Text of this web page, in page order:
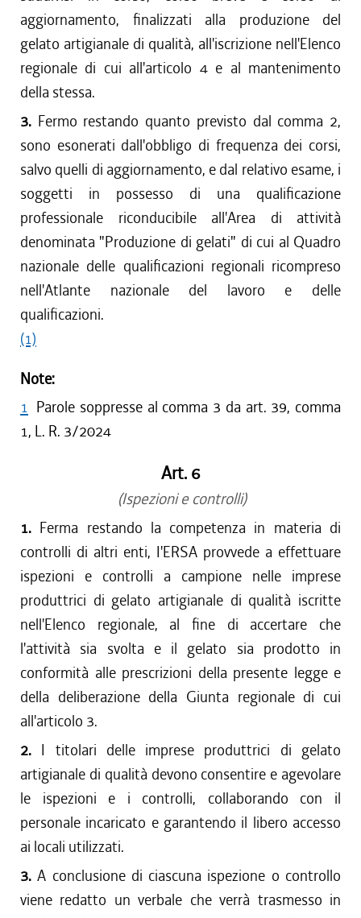
aggiornamento, finalizzati alla produzione del
gelato artigianale di qualità, all'iscrizione nell'Elenco
regionale di cui all'articolo 4 e al mantenimento
della stessa.
3. Fermo restando quanto previsto dal comma 2,
sono esonerati dall'obbligo di frequenza dei corsi,
salvo quelli di aggiornamento, e dal relativo esame, i
soggetti in possesso di una qualificazione
professionale riconducibile all'Area di attività
denominata "Produzione di gelati" di cui al Quadro
nazionale delle qualificazioni regionali ricompreso
nell'Atlante nazionale del lavoro e delle
qualificazioni.
(1)
Note:
1 Parole soppresse al comma 3 da art. 39, comma
1, L. R. 3/2024
Art. 6
(Ispezioni e controlli)
1. Ferma restando la competenza in materia di
controlli di altri enti, I'ERSA provvede a effettuare
ispezioni e controlli a campione nelle imprese
produttrici di gelato artigianale di qualità iscritte
nell'Elenco regionale, al fine di accertare che
l'attività sia svolta e il gelato sia prodotto in
conformità alle prescrizioni della presente legge e
della deliberazione della Giunta regionale di cui
all'articolo 3.
2. I titolari delle imprese produttrici di gelato
artigianale di qualità devono consentire e agevolare
le ispezioni e i controlli, collaborando con il
personale incaricato e garantendo il libero accesso
ai locali utilizzati.
3.A conclusione di ciascuna ispezione o controllo
viene redatto un verbale che verrà trasmesso in